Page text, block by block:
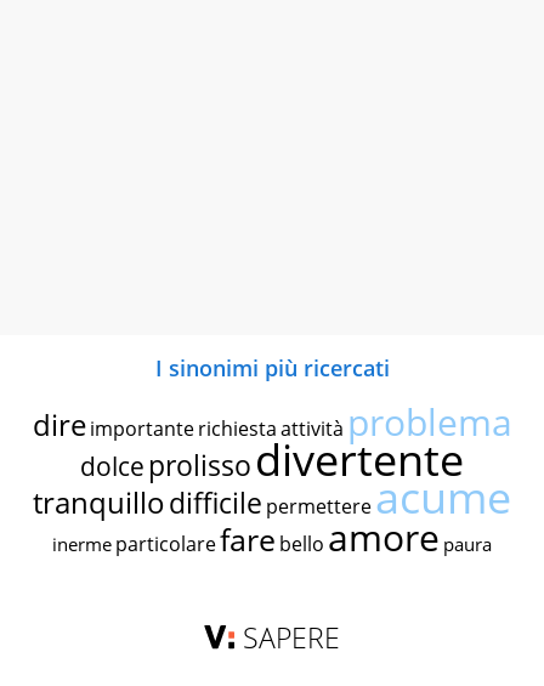
I sinonimi più ricercati
dire importante richiestaattività problema
dolce prolissodivertente
tranquillodifficile permettereacume
inerme particolarefare bello amore paura
SAPERE